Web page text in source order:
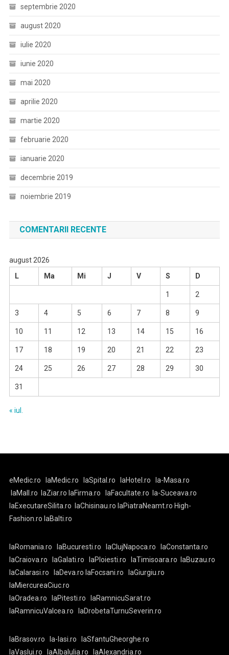
septembrie 2020
august 2020
iulie 2020
iunie 2020
mai 2020
aprilie 2020
martie 2020
februarie 2020
ianuarie 2020
decembrie 2019
noiembrie 2019
COMENTARII RECENTE
august 2026
L
Ma Mi J V S D
1 2
3 4 5 6 7 8 9
10 11 12 13 14 15 16
17 18 19 20 21 22 23
24 25 26 27 28 29 30
31
« iul.
eMedic.ro laMedic.ro laSpital.ro laHotel.ro
la-Masa.ro
laMall.ro
laZiar.ro laFirma.ro laFacultate.ro
la-Suceava.ro
laExecutareSilita.ro
laChisinau.ro laPiatraNeamt.ro High-
Fashion.ro laBalti.ro
laRomania.ro laBucuresti.ro laClujNapoca.ro
laConstanta.ro
laCraiova.ro
laGalati.ro laPloiesti.ro laTimisoara.ro
laBuzau.ro
laCalarasi.ro
laDeva.ro laFocsani.ro
laGiurgiu.ro
laMiercureaCiuc.ro
laOradea.ro
laPitesti.ro
laRamnicuSarat.ro
laRamnicuValcea.ro
laDrobetaTurnuSeverin.ro
laBrasov.ro la-Iasi.ro
laSfantuGheorghe.ro
laVaslui.ro
laAlbaIulia.ro laAlexandria.ro